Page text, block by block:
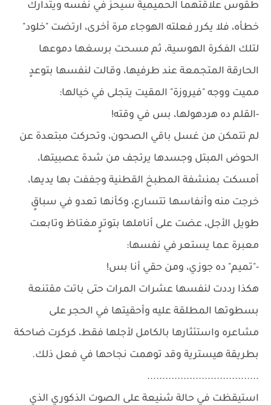
طقوس علاقتهما الحميمية سيحز في نفسه ويتدارك
خطأه، فلا يكرر فعلته الهوجاء مرة أخرى، ارتضت "خلود"
لتلك الفكرة الهوسية، ثم مسحت برسغها دموعها
الحارقة المتجمعة عند طرفيها، وقالت لنفسها بتوعدٍ
مميت ووجه "فيروزة" المقيت يتجلى في خيالها:
-القلم ده هردهولها، بس في وقته!
لم تتمكن من غسل باقي الصحون، وتحركت مبتعدة عن
الحوض المبتل وجسدها يرتجف من شدة عصبيتها،
أمسكت بمنشفة المطبخ القطنية وجففت بها يديها،
خرجت منه وأنفاسها تتسارع، وكأنها تعدو في سباقٍ
طويل الأجل، عضت على أناملها بتوترٍ مغتاظ وتابعت
معبرة عما يستعر في نفسها:
-"تميم" ده جوزي، ومن حقي أنا بس!
هكذا رددت لنفسها عشرات المرات حتى باتت مقتنعة
بسطوتها المطلقة عليه وأحقيتها في الحجر على
مشاعره واستئثارها بالكامل لأجلها فقط، كركرت ضاحكة
بطريقة هيسترية وقد توهمت نجاحها في فعل ذلك.
.....................................
استيقظت في حالة شنيعة على الصوت الذكوري الذي